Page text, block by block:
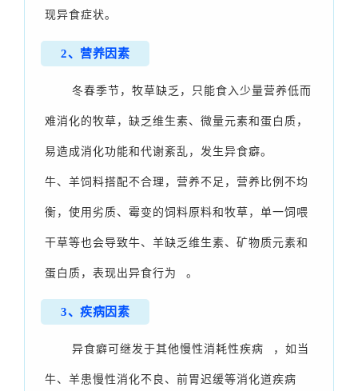
现异食症状。
2、营养因素
冬春季节，牧草缺乏，只能食入少量营养低而
难消化的牧草，缺乏维生素、微量元素和蛋白质，
易造成消化功能和代谢紊乱，发生异食癖。
牛、羊饲料搭配不合理，营养不足，营养比例不均
衡，使用劣质、霉变的饲料原料和牧草，单一饲喂
干草等也会导致牛、羊缺乏维生素、矿物质元素和
蛋白质，表现出异食行为 。
3、疾病因素
异食癖可继发于其他慢性消耗性疾病
，如当
牛、羊患慢性消化不良、前胃迟缓等消化道疾病